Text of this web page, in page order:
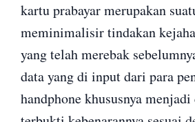
kartu prabayar merupakan
meminimalisir tindakan
yang telah merebak
data yang di input dari para
handphone khususnya